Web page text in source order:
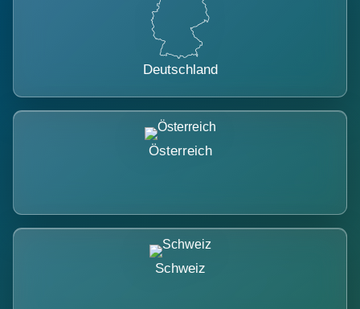
Deutschland
Österreich
Schweiz